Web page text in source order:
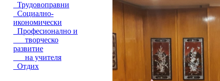
Трудовоправни
Социално-
икономически
Професионално и
творческо
развитие
на учителя
Отдих